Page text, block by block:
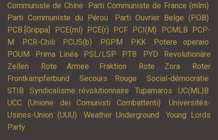
Communiste de Chine, Parti Communiste de France (mlm),
Parti Communiste du Pérou, Parti Ouvrier Belge (POB),
PCB [Grippa] , PCE(ml), PCE(r), PCF, PCI(M), PCMLB, PCP-
M , PCR-Chili, PCUS(b), PGPM , PKK, Potere operaio,
POUM , Prima Linéa, PSL/LSP, PTB, PYD,
Revolutionäre
Zellen, Rote Armee Fraktion, Rote Zora,
Roter
Frontkämpferbund , Secours Rouge, Social-démocratie,
STIB, Syndicalisme révolutionnaire, Tupamaros, UC(ML)B,
UCC (Unione dei Comunisti Combattenti),Universités-
Usines-Union (UUU), Weather Underground ,Young Lords
Party,